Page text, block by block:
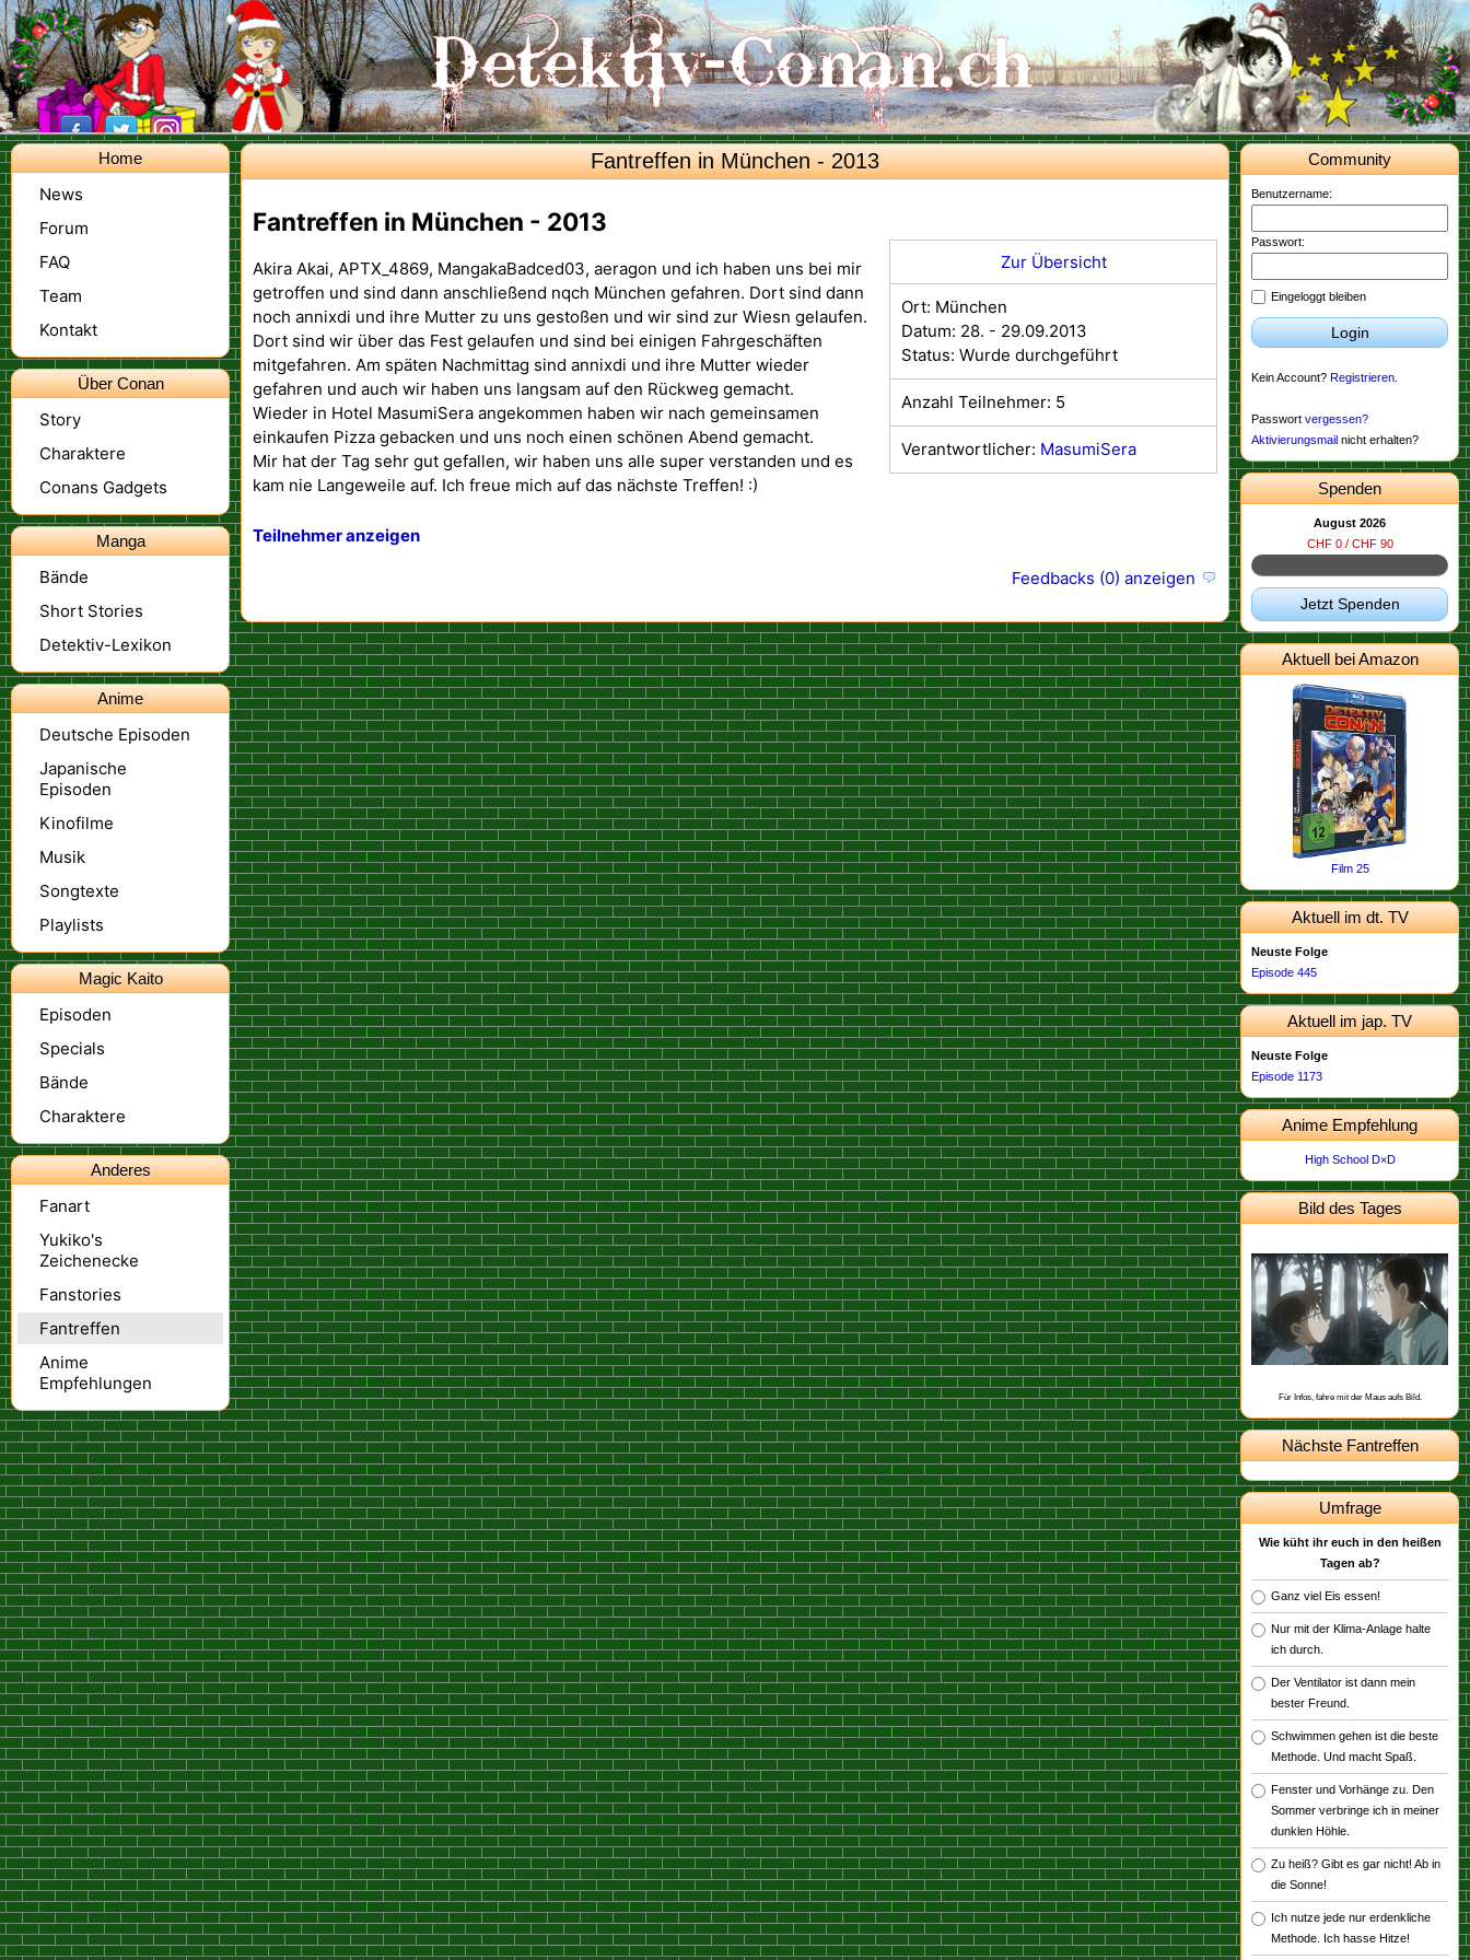
Home
News
Forum
FAQ
Team
Kontakt
Über Conan
Story
Charaktere
Conans Gadgets
Manga
Bände
Short Stories
Detektiv-Lexikon
Anime
Deutsche Episoden
Japanische
Episoden
Kinofilme
Musik
Songtexte
Playlists
Magic Kaito
Episoden
Specials
Bände
Charaktere
Anderes
Fanart
Yukiko's
Zeichenecke
Fanstories
Fantreffen
Anime
Empfehlungen
Community
Benutzername:
Passwort:
Eingeloggt bleiben
Login
Kein Account? Registrieren
Passwort vergessen?
Aktivierungsmail nicht erhalten?
Spenden
August 2026
CHF 0 / CHF 90
Jetzt Spenden
Aktuell bei Amazon
Film 25
Aktuell im dt. TV
Neuste Folge
Episode 445
Aktuell im jap. TV
Neuste Folge
Episode 1173
Anime Empfehlung
High School D×D
Bild des Tages
Dieses Bild stammt von der
Episode 462
.
Schon gewusst, dass Yukiko Kudo mit
Sharon Vineyard und Toichi Kuroba
befreundet ist?
Für Infos, fahre mit der Maus aufs Bild.
Nächste Fantreffen
Umfrage
Wie küht ihr euch in den heißen
Tagen ab?
Ganz viel Eis essen!
Nur mit der Klima-Anlage halte
ich durch.
Der Ventilator ist dann mein
bester Freund.
Schwimmen gehen ist die beste
Methode. Und macht Spaß.
Fenster und Vorhänge zu. Den
Sommer verbringe ich in meiner
dunklen Höhle.
Zu heiß? Gibt es gar nicht! Ab in
die Sonne!
Ich nutze jede nur erdenkliche
Methode. Ich hasse Hitze!
Fantreffen in München - 2013
Fantreffen in München - 2013
Akira Akai, APTX_4869, MangakaBadced03, aeragon und ich haben uns bei mir
getroffen und sind dann anschließend nqch München gefahren. Dort sind dann
noch annixdi und ihre Mutter zu uns gestoßen und wir sind zur Wiesn gelaufen.
Dort sind wir über das Fest gelaufen und sind bei einigen Fahrgeschäften
mitgefahren. Am späten Nachmittag sind annixdi und ihre Mutter wieder
gefahren und auch wir haben uns langsam auf den Rückweg gemacht.
Wieder in Hotel MasumiSera angekommen haben wir nach gemeinsamen
einkaufen Pizza gebacken und uns noch einen schönen Abend gemacht.
Mir hat der Tag sehr gut gefallen, wir haben uns alle super verstanden und es
kam nie Langeweile auf. Ich freue mich auf das nächste Treffen! :)
Zur Übersicht
Ort: München
Datum: 28. - 29.09.2013
Status: Wurde durchgeführt
Anzahl Teilnehmer: 5
Verantwortlicher: MasumiSera
Teilnehmer anzeigen
Feedbacks (0) anzeigen